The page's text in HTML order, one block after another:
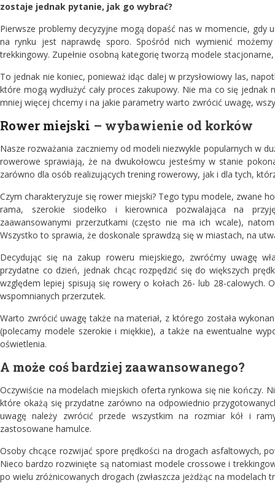
zostaje jednak pytanie, jak go wybrać?
Pierwsze problemy decyzyjne mogą dopaść nas w momencie,
na rynku jest naprawdę sporo. Spośród nich wymienić
trekkingowy. Zupełnie osobną kategorię tworzą modele
To jednak nie koniec, ponieważ idąc dalej w przysłowiowy las,
które mogą wydłużyć cały proces zakupowy. Nie ma co się
mniej więcej chcemy i na jakie parametry warto zwrócić uwagę,
Rower miejski – wybawienie od korków
Nasze rozważania zaczniemy od modeli niezwykle popularnych w
rowerowe sprawiają, że na dwukołowcu jesteśmy w stanie
zarówno dla osób realizujących trening rowerowy, jak i dla tych,
Czym charakteryzuje się rower miejski? Tego typu modele, zwane
rama, szerokie siodełko i kierownica pozwalająca na
zaawansowanymi przerzutkami (często nie ma ich wcale),
Wszystko to sprawia, że doskonale sprawdzą się w miastach, na
Decydując się na zakup roweru miejskiego, zwróćmy uwagę
przydatne co dzień, jednak chcąc rozpędzić się do większych
względem lepiej spisują się rowery o kołach 26- lub 28-calowych.
wspomnianych przerzutek.
Warto zwrócić uwagę także na materiał, z którego została
(polecamy modele szerokie i miękkie), a także na ewentualne
oświetlenia.
A może coś bardziej zaawansowanego?
Oczywiście na modelach miejskich oferta rynkowa się nie kończy.
które okażą się przydatne zarówno na odpowiednio
uwagę należy zwrócić przede wszystkim na rozmiar kół i
zastosowane hamulce.
Osoby chcące rozwijać spore prędkości na drogach asfaltowych,
Nieco bardzo rozwinięte są natomiast modele crossowe i
po wielu zróżnicowanych drogach (zwłaszcza jeżdżąc na modelach